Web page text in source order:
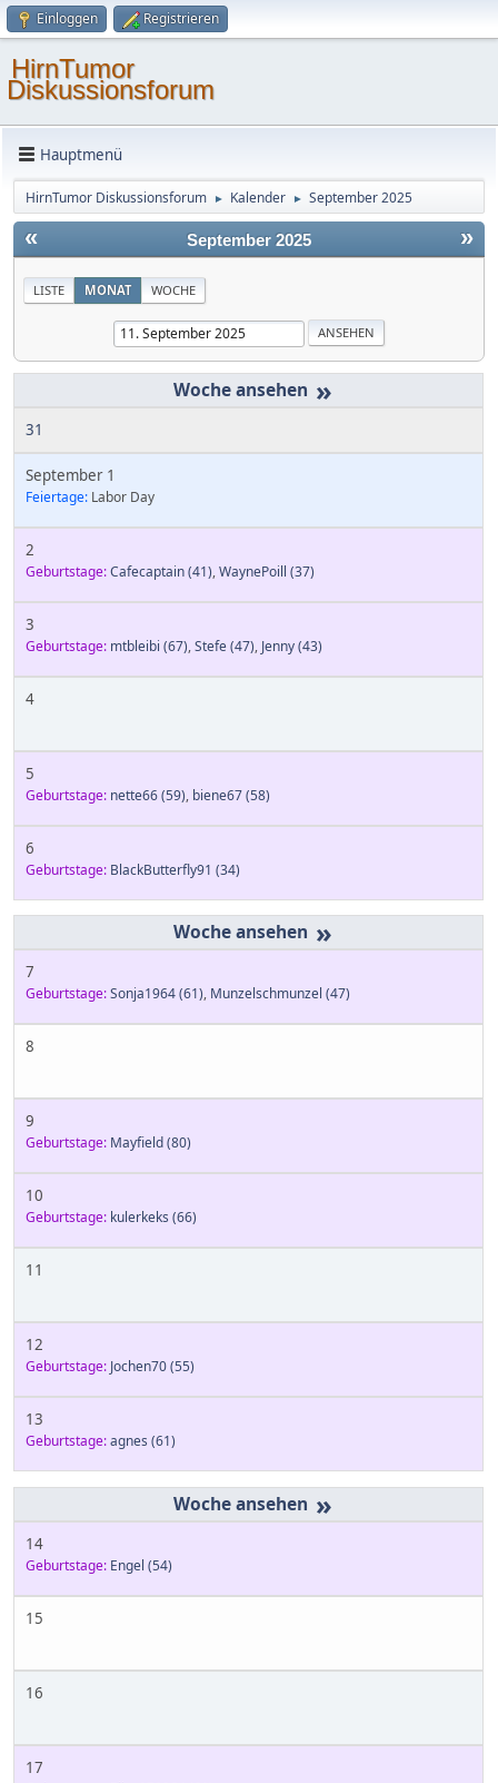
Einloggen Registrieren
HirnTumor
Diskussionsforum
Hauptmenü
HirnTumor Diskussionsforum ► Kalender ► September 2025
« »
September 2025
LISTE MONAT WOCHE
»
31
September 1
Feiertage: Labor Day
2
Geburtstage:Cafecaptain(41),WaynePoill (37)
3
Geburtstage: mtbleibi (67),Stefe(47), Jenny(43)
4
5
Geburtstage: nette66(59), biene67(58)
6
Geburtstage: BlackButterfly91 (34)
»
7
Geburtstage:Sonja1964(61), Munzelschmunzel (47)
8
9
Geburtstage: Mayfield(80)
10
Geburtstage: kulerkeks (66)
11
12
Geburtstage: Jochen70(55)
13
Geburtstage:agnes (61)
»
14
Geburtstage: Engel (54)
15
16
17